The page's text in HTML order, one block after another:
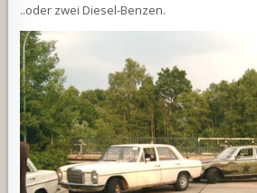
..oder zwei Diesel-Benzen.